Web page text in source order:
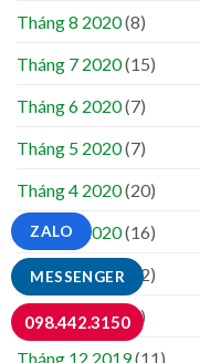
Tháng 8 2020(8)
Tháng 7 2020(15)
Tháng 6 2020(7)
Tháng 5 2020(7)
Tháng 4 2020(20)
Tháng 3 2020(16)
Tháng 2 2020(12)
Tháng 1 2020(8)
Tháng 12 2019(11)
MESSENGER
ZALO
098.442.3150